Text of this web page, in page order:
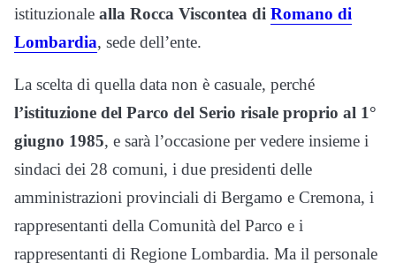
istituzionale alla Rocca Viscontea di Romano di
Lombardia, sede dell’ente.
La scelta di quella data non è casuale, perché
l’istituzione del Parco del Serio risale proprio al 1°
giugno 1985, e sarà l’occasione per vedere insieme i
sindaci dei 28 comuni, i due presidenti delle
amministrazioni provinciali di Bergamo e Cremona, i
rappresentanti della Comunità del Parco e i
rappresentanti di Regione Lombardia. Ma il personale